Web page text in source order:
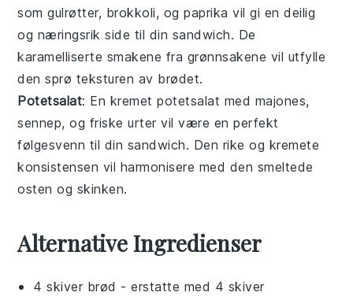
somgulrøtter, brokkoli, ogpaprika vil gi en deilig
og næringsrik side til din sandwich. De
karamelliserte smakene fra grønnsakene vil utfylle
den sprø teksturen av brødet.
Potetsalat: En kremet potetsalat med majones,
sennep, og friske urter vil være en perfekt
følgesvenn til din sandwich. Den rike og kremete
konsistensen vil harmonisere med den smeltede
osten og skinken.
Alternative Ingredienser
4 skiver brød - erstatte med 4 skiver